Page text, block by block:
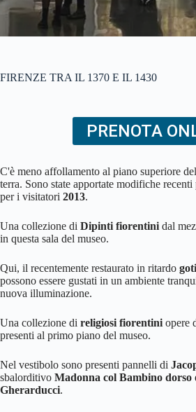
FIRENZE TRA IL 1370 E IL 1430
PRENOTA
C'è meno affollamento al piano superiore del
terra. Sono state apportate modifiche
per i visitatori 2013.
Una collezione di Dipinti fiorentini dal
in questa sala del museo.
Qui, il recentemente restaurato in ritardo
possono essere gustati in un ambiente
nuova illuminazione.
Una collezione di religiosi fiorentini opere
presenti al primo piano del museo.
Nel vestibolo sono presenti pannelli di
sbalorditivo Madonna col Bambino dorso
Gherarducci.